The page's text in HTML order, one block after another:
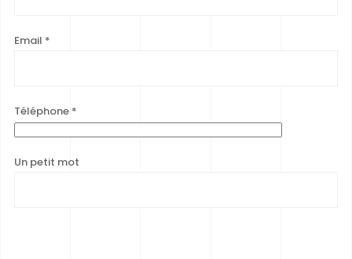
Email *
Téléphone *
Un petit mot